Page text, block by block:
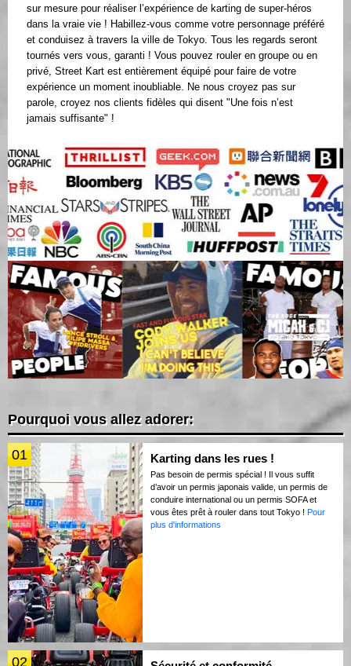
sur mesure pour réaliser l’expérience de karting de super-héros
dans la vraie vie ! Habillez-vous comme votre personnage préféré
et conduisez à travers la ville de Tokyo. Tous les regards seront
tournés vers vous, garanti ! Vous pouvez rouler en groupe ou en
privé, Street Kart est entièrement équipé pour faire de votre
expérience un moment inoubliable. Ne nous croyez pas sur
parole, croyez nos clients fidèles qui disent "Une fois n’est
jamais suffisante" !
Pourquoi vous allez adorer:
01 Karting dans les rues !
Pas besoin de permis spécial ! Il vous suffit
d’avoir un permis japonais valide, un permis de
conduire international ou un permis SOFA et
vous êtes prêt à rouler dans tout Tokyo ! Pour
plus d'informations
02